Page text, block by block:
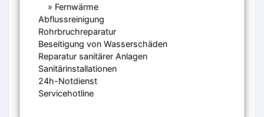
Fernwärme
Abflussreinigung
Rohrbruchreparatur
Beseitigung von Wasserschäden
Reparatur sanitärer Anlagen
Sanitärinstallationen
24h-Notdienst
Servicehotline